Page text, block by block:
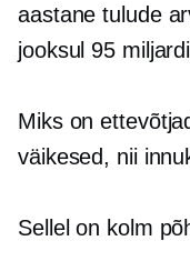
aastane tulude
jooksul 95
Miks on
väikesed, nii
Sellel on kolm